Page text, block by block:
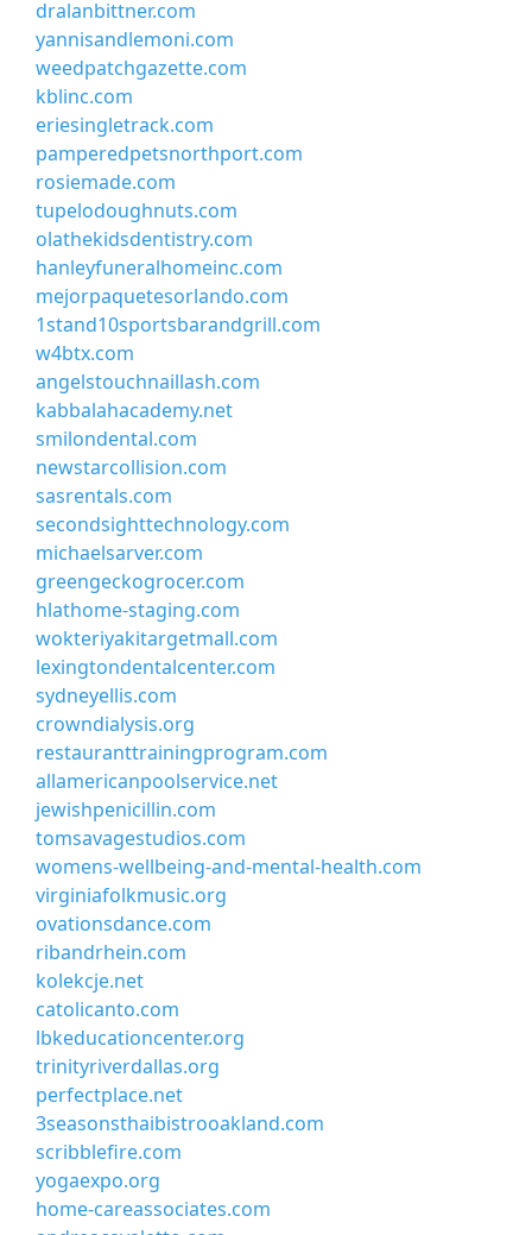
dralanbittner.com
yannisandlemoni.com
weedpatchgazette.com
kblinc.com
eriesingletrack.com
pamperedpetsnorthport.com
rosiemade.com
tupelodoughnuts.com
olathekidsdentistry.com
hanleyfuneralhomeinc.com
mejorpaquetesorlando.com
1stand10sportsbarandgrill.com
w4btx.com
angelstouchnaillash.com
kabbalahacademy.net
smilondental.com
newstarcollision.com
sasrentals.com
secondsighttechnology.com
michaelsarver.com
greengeckogrocer.com
hlathome-staging.com
wokteriyakitargetmall.com
lexingtondentalcenter.com
sydneyellis.com
crowndialysis.org
restauranttrainingprogram.com
allamericanpoolservice.net
jewishpenicillin.com
tomsavagestudios.com
womens-wellbeing-and-mental-health.com
virginiafolkmusic.org
ovationsdance.com
ribandrhein.com
kolekcje.net
catolicanto.com
lbkeducationcenter.org
trinityriverdallas.org
perfectplace.net
3seasonsthaibistrooakland.com
scribblefire.com
yogaexpo.org
home-careassociates.com